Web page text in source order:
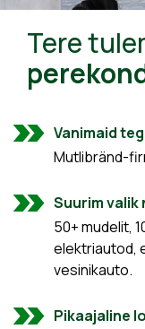
Tere
Vanimaid
Mutlibränd-
Suurim
50+ mudelit,
elektriautod,
vesinikauto.
Pikaajaline